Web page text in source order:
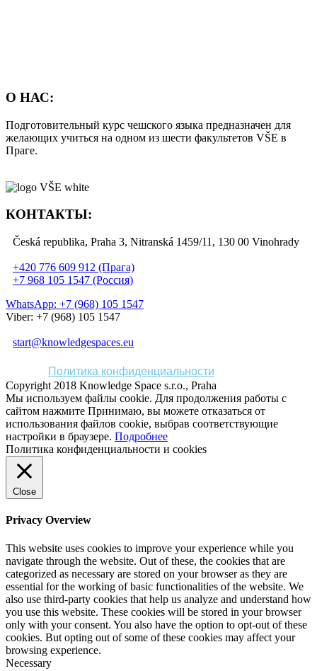
О НАС:
Подготовительный курс чешского языка предназначен для
желающих учиться на одном из шести факультетов VŠE в
Праге.
КОНТАКТЫ:
Česká republika, Praha 3, Nitranská 1459/11, 130 00 Vinohrady
+420 776 609 912 (Прага)
+7 968 105 1547 (Россия)
WhatsApp: +7 (968) 105 1547
Viber: +7 (968) 105 1547
start@knowledgespaces.eu
Политика конфиденциальности
Copyright 2018 Knowledge Space s.r.o., Praha
Мы используем файлы cookie. Для продолжения работы с
сайтом нажмите Принимаю, вы можете отказаться от
использования файлов cookie, выбрав соответствующие
настройки в браузере. Подробнее
Политика конфиденциальности и cookies
Close
Privacy Overview
This website uses cookies to improve your experience while you
navigate through the website. Out of these, the cookies that are
categorized as necessary are stored on your browser as they are
essential for the working of basic functionalities of the website. We
also use third-party cookies that help us analyze and understand how
you use this website. These cookies will be stored in your browser
only with your consent. You also have the option to opt-out of these
cookies. But opting out of some of these cookies may affect your
browsing experience.
Necessary